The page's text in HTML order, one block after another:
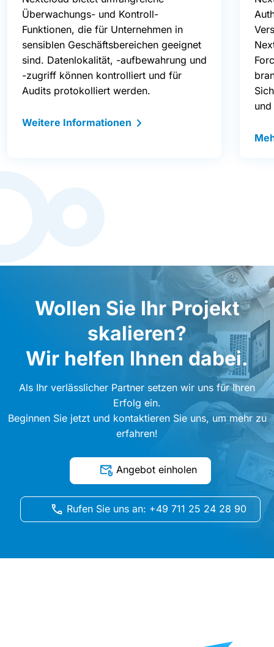
Überwachungs- und Kontroll-
Funktionen, die für Unternehmen in
sensiblen Geschäftsbereichen geeignet
sind. Datenlokalität, -aufbewahrung und
-zugriff können kontrolliert und für
Audits protokolliert werden.
Weitere Informationen
Wollen Sie Ihr Projekt
skalieren?
Wir helfen Ihnen dabei.
Als Ihr verlässlicher Partner setzen wir uns für Ihren
Erfolg ein.
Beginnen Sie jetzt und kontaktieren Sie uns, um mehr zu
erfahren!
Angebot einholen
Rufen Sie uns an: +49 711 25 24 28 90